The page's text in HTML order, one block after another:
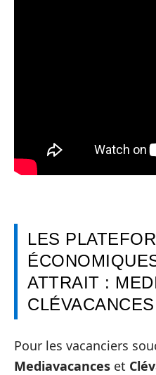
LES
ATTRAIT :
CLÉVACANCES
Pour les vacanciers
Mediavacances et